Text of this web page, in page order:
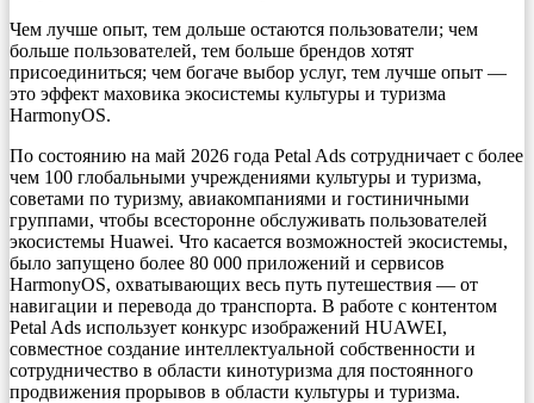
Чем лучше опыт, тем дольше остаются пользователи; чем
больше пользователей, тем больше брендов хотят
присоединиться; чем богаче выбор услуг, тем лучше опыт —
это эффект маховика экосистемы культуры и туризма
HarmonyOS.
По состоянию на май 2026 года Petal Ads сотрудничает с более
чем 100 глобальными учреждениями культуры и туризма,
советами по туризму, авиакомпаниями и гостиничными
группами, чтобы всесторонне обслуживать пользователей
экосистемы Huawei. Что касается возможностей экосистемы,
было запущено более 80 000 приложений и сервисов
HarmonyOS, охватывающих весь путь путешествия — от
навигации и перевода до транспорта. В работе с контентом
Petal Ads использует конкурс изображений HUAWEI,
совместное создание интеллектуальной собственности и
сотрудничество в области кинотуризма для постоянного
продвижения прорывов в области культуры и туризма.